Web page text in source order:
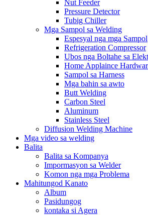
Nut Feeder
Pressure Detector
Tubig Chiller
Mga Sampol sa Welding
Espesyal nga mga Sampol
Refrigeration Compressor
Ubos nga Boltahe sa
Home Applaince
Sampol sa Harness
Mga bahin sa awto
Butt Welding
Carbon Steel
Aluminum
Stainless Steel
Diffusion Welding Machine
Mga video sa welding
Balita
Balita sa Kompanya
Impormasyon sa Welder
Komon nga mga Problema
Mahitungod Kanato
Album
Pasidungog
kontaka si Agera